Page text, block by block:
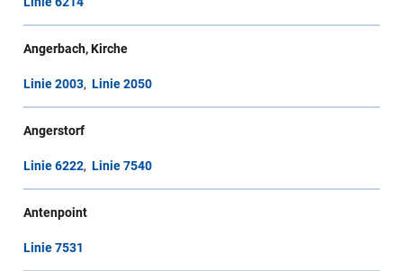
Angerbach, Kirche
Linie 2003,Linie 2050
Angerstorf
Linie 6222,Linie 7540
Antenpoint
Linie 7531